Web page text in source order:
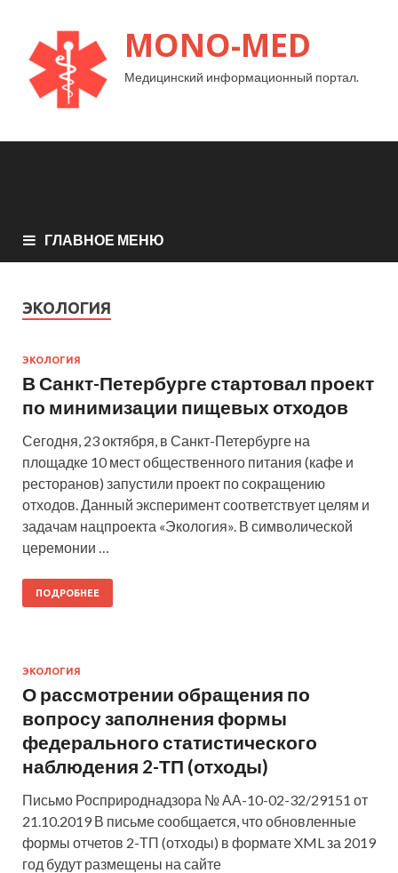
MONO-MED
Медицинский информационный портал.
ГЛАВНОЕ МЕНЮ
ЭКОЛОГИЯ
ЭКОЛОГИЯ
В Санкт-Петербурге стартовал проект
по минимизации пищевых отходов
Сегодня, 23 октября, в Санкт-Петербурге на
площадке 10 мест общественного питания (кафе и
ресторанов) запустили проект по сокращению
отходов. Данный эксперимент соответствует целям и
задачам нацпроекта «Экология». В символической
церемонии …
ПОДРОБНЕЕ
ЭКОЛОГИЯ
О рассмотрении обращения по
вопросу заполнения формы
федерального статистического
наблюдения 2-ТП (отходы)
Письмо Росприроднадзора № АА-10-02-32/29151 от
21.10.2019 В письме сообщается, что обновленные
формы отчетов 2-ТП (отходы) в формате XML за 2019
год будут размещены на сайте